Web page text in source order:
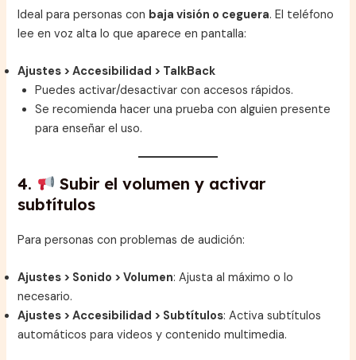
Ideal para personas con baja visión o ceguera. El teléfono
lee en voz alta lo que aparece en pantalla:
Ajustes > Accesibilidad > TalkBack
Puedes activar/desactivar con accesos rápidos.
Se recomienda hacer una prueba con alguien presente
para enseñar el uso.
4.
Subir el volumen y activar
subtítulos
Para personas con problemas de audición:
Ajustes > Sonido > Volumen: Ajusta al máximo o lo
necesario.
Ajustes > Accesibilidad > Subtítulos: Activa subtítulos
automáticos para videos y contenido multimedia.